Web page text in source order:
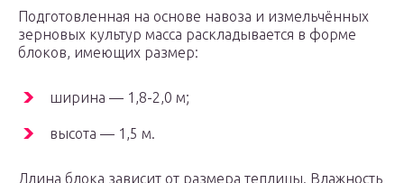
Подготовленная на основе навоза и измельчённых
зерновых культур масса раскладывается в форме
блоков, имеющих размер:
ширина — 1,8-2,0 м;
высота — 1,5 м.
Длина блока зависит от размера теплицы. Влажность